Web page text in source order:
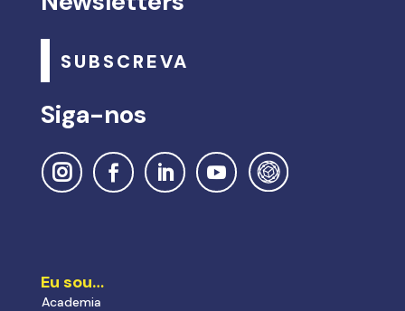
SUBSCREVA
Siga-nos
Eu sou…
Academia